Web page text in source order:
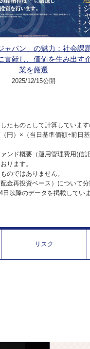
ャパン」の魅力：社会課
貢献し、価値を生み出す
業を厳選
2025/12/15公開
ものとして計算しています
円）×（当日基準価額÷前日基
ド概要（運用管理費用(信
ります。
のではありません。
再投資ベース）について
以降のデータを掲載していま
リスク